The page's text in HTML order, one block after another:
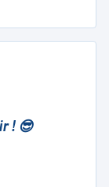
! 😎